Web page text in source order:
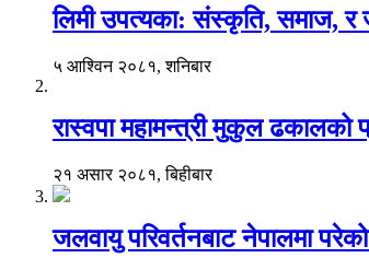
लिमी उपत्यका: संस्कृति, समाज, र
५ आश्विन २०८१, शनिबार
रास्वपा महामन्त्री मुकुल ढकालको
२१ असार २०८१, बिहीबार
जलवायु परिवर्तनबाट नेपालमा